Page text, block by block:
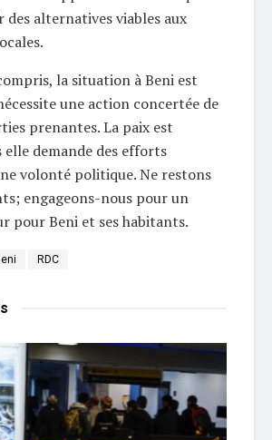
alternatives viables aux
la situation à Beni est
une action concertée de
prenantes. La paix est
elle demande des efforts
volonté politique. Ne restons
engageons-nous pour un
pour Beni et ses habitants.
RDC